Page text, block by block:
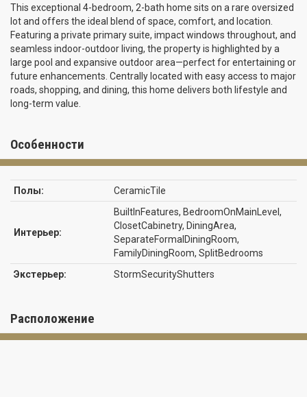
This exceptional 4-bedroom, 2-bath home sits on a rare oversized
lot and offers the ideal blend of space, comfort, and location.
Featuring a private primary suite, impact windows throughout, and
seamless indoor-outdoor living, the property is highlighted by a
large pool and expansive outdoor area—perfect for entertaining or
future enhancements. Centrally located with easy access to major
roads, shopping, and dining, this home delivers both lifestyle and
long-term value.
Особенности
Полы: CeramicTile
Интерьер:
BuiltInFeatures, BedroomOnMainLevel,
ClosetCabinetry, DiningArea,
SeparateFormalDiningRoom,
FamilyDiningRoom, SplitBedrooms
Экстерьер:
StormSecurityShutters
Расположение